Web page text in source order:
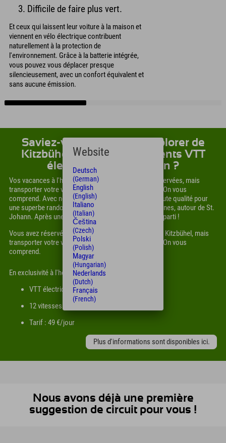
3. Difficile de faire plus vert.
Et ceux qui laissent leur voiture à la maison et
viennent en vélo électrique contribuent
naturellement à la protection de
l'environnement. Grâce à la batterie intégrée,
vous pouvez vous déplacer presque
silencieusement, avec un confort équivalent et
sans aucune émission.
Saviez-vous que l'hôtel Explorer de
Kitzbühel propose d'excellents VTT
électriques à la location ?
Vos vacances à l'hôtel Explorer de Kitzbühel sont réservées, mais
transporter votre vélo vous semble trop compliqué ? On vous
comprend. Avec nous, louez un VTT électrique de haute qualité pour
une superbe randonnée à vélo dans les Alpes tyroliennes, autour de St.
Johann. Après une brève présentation à l'hôtel, c'est parti !
Vous avez réservé vos vacances à l'hôtel Explorer de Kitzbühel, mais
transporter votre vélo vous semble trop compliqué ? On vous
comprend.
En exclusivité à l'hôtel Explorer Kitzbühel :
VTT électrique tout suspendu Giant avec
12 vitesses et freins Shimano
Tarif : 49 €/jour
Plus d'informations sont disponibles ici.
Nous avons déjà une première
suggestion de circuit pour vous !
Website
Deutsch
(German)
English
(English)
Italiano
(Italian)
Čeština
(Czech)
Polski
(Polish)
Magyar
(Hungarian)
Nederlands
(Dutch)
Français
(French)